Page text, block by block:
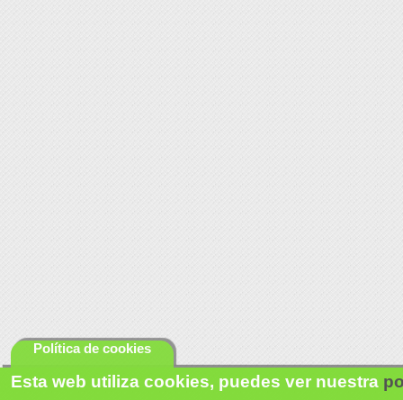
Esta web utiliza cookies, puedes ver nuestra
Política de cookies